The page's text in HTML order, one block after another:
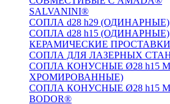
SALVANINI®
СОПЛА d28 h29 (ОДИНАРНЫЕ)
СОПЛА d28 h15 (ОДИНАРНЫЕ)
КЕРАМИЧЕСКИЕ ПРОСТАВКИ
СОПЛА ДЛЯ ЛАЗЕРНЫХ
СОПЛА КОНУСНЫЕ Ø28 h15
ХРОМИРОВАННЫЕ)
СОПЛА КОНУСНЫЕ Ø28 h15
BODOR®